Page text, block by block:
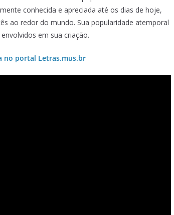
conhecida e apreciada até os dias de hoje,
ao redor do mundo. Sua popularidade atemporal
em sua criação.
no portal Letras.mus.br